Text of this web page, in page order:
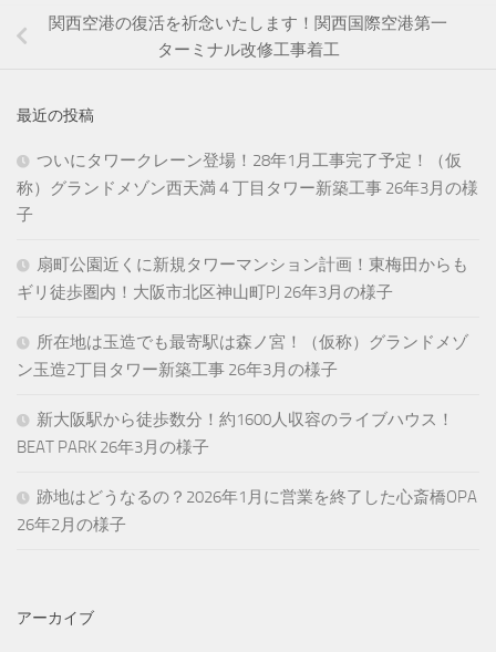
関西空港の復活を祈念いたします！関西国際空港第一
ターミナル改修工事着工
最近の投稿
ついにタワークレーン登場！28年1月工事完了予定！（仮
称）グランドメゾン西天満４丁目タワー新築工事 26年3月の様
子
扇町公園近くに新規タワーマンション計画！東梅田からも
ギリ徒歩圏内！大阪市北区神山町PJ 26年3月の様子
所在地は玉造でも最寄駅は森ノ宮！（仮称）グランドメゾ
ン玉造2丁目タワー新築工事 26年3月の様子
新大阪駅から徒歩数分！約1600人収容のライブハウス！
BEAT PARK 26年3月の様子
跡地はどうなるの？2026年1月に営業を終了した心斎橋OPA
26年2月の様子
アーカイブ